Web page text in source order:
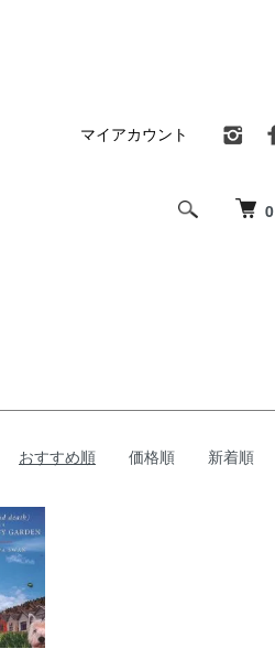
0
マイアカウント
おすすめ順 価格順 新着順